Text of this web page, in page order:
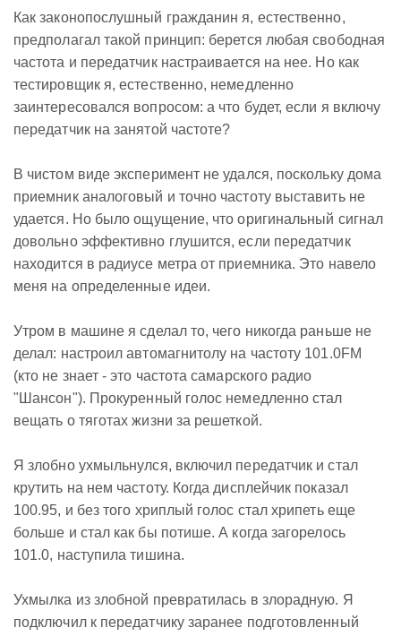
Как законопослушный гражданин я, естественно,
предполагал такой принцип: берется любая свободная
частота и передатчик настраивается на нее. Но как
тестировщик я, естественно, немедленно
заинтересовался вопросом: а что будет, если я включу
передатчик на занятой частоте?
В чистом виде эксперимент не удался, поскольку дома
приемник аналоговый и точно частоту выставить не
удается. Но было ощущение, что оригинальный сигнал
довольно эффективно глушится, если передатчик
находится в радиусе метра от приемника. Это навело
меня на определенные идеи.
Утром в машине я сделал то, чего никогда раньше не
делал: настроил автомагнитолу на частоту 101.0FM
(кто не знает - это частота самарского радио
"Шансон"). Прокуренный голос немедленно стал
вещать о тяготах жизни за решеткой.
Я злобно ухмыльнулся, включил передатчик и стал
крутить на нем частоту. Когда дисплейчик показал
100.95, и без того хриплый голос стал хрипеть еще
больше и стал как бы потише. А когда загорелось
101.0, наступила тишина.
Ухмылка из злобной превратилась в злорадную. Я
подключил к передатчику заранее подготовленный